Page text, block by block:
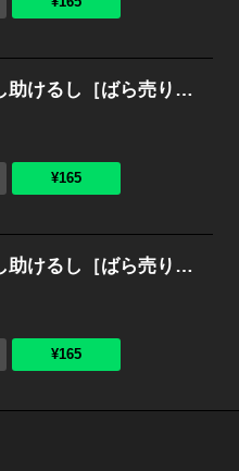
推しが死ぬし助けるし［ばら売り］第2話［黒蜜］
¥165
推しが死ぬし助けるし［ばら売り］第1話［黒蜜］
¥165